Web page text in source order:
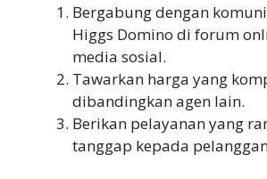
Bergabung dengan
Higgs Domino di forum
media sosial.
Tawarkan harga yang
dibandingkan agen lain.
Berikan pelayanan yang
tanggap kepada